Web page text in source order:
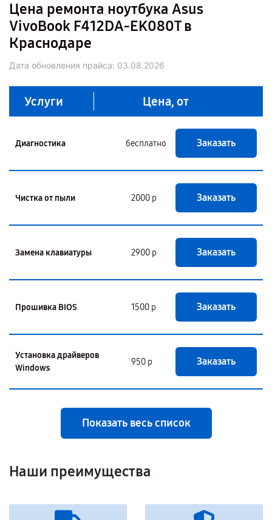
Цена ремонта ноутбука Asus
VivoBook F412DA-EK080T в
Краснодаре
Дата обновления прайса: 03.08.2026
Услуги Цена, от
Диагностика бесплатно Заказать
Чистка от пыли 2000 р Заказать
Замена клавиатуры 2900 р Заказать
Прошивка BIOS 1500 р Заказать
Установка драйверов
Windows
950 р Заказать
Показать весь список
Наши преимущества